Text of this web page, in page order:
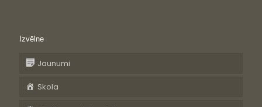
Izvēlne
Jaunumi
Skola